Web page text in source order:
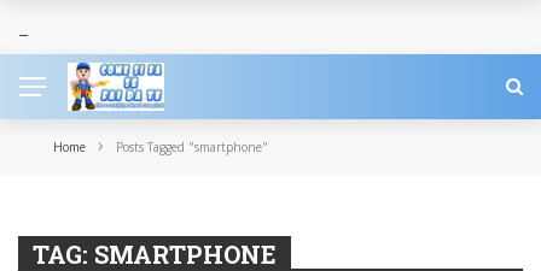
Home › Posts Tagged "smartphone"
TAG: SMARTPHONE